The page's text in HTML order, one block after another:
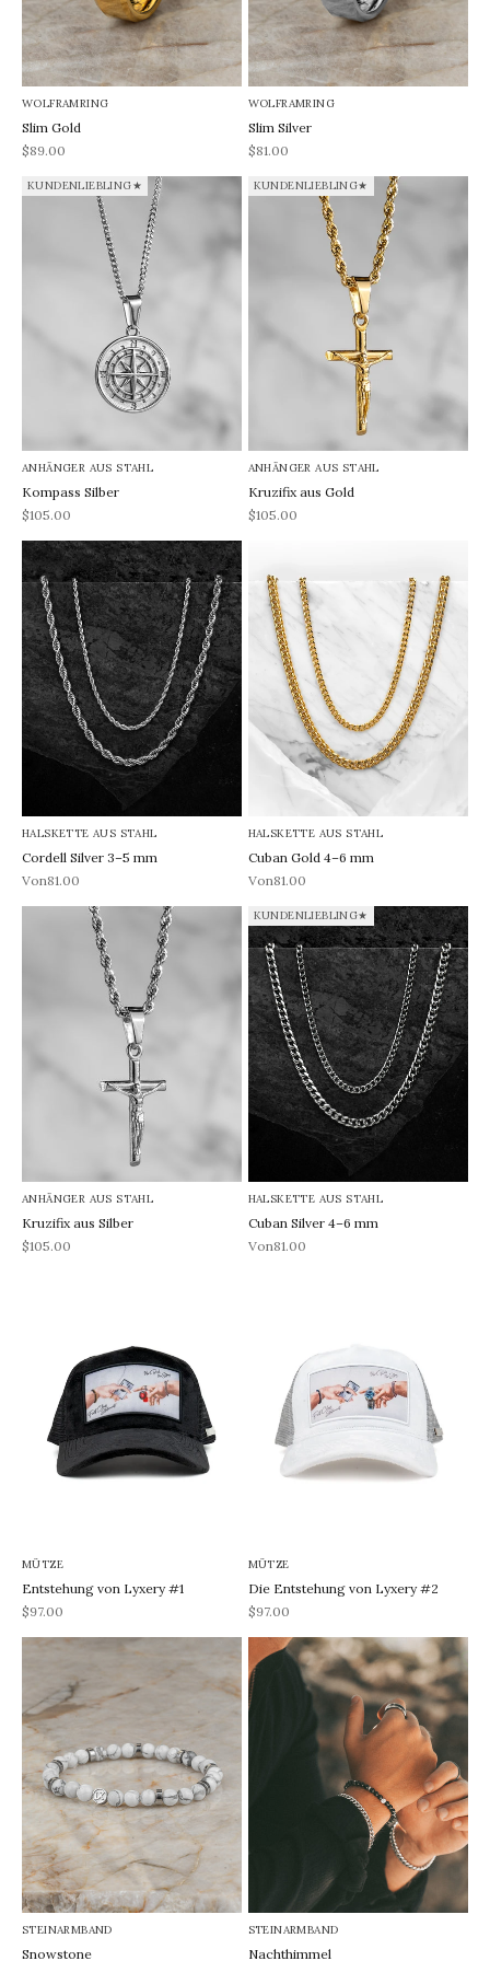
WOLFRAMRING
Slim Gold
REA-pris
$89.00
WOLFRAMRING
Slim Silver
REA-pris
$81.00
KUNDENLIEBLING★
ANHÄNGER AUS STAHL
Kompass Silber
REA-pris
$105.00
KUNDENLIEBLING★
ANHÄNGER AUS STAHL
Kruzifix aus Gold
REA-pris
$105.00
HALSKETTE AUS STAHL
Cordell Silver 3–5 mm
REA-pris
Von81.00
HALSKETTE AUS STAHL
Cuban Gold 4–6 mm
REA-pris
Von81.00
ANHÄNGER AUS STAHL
Kruzifix aus Silber
REA-pris
$105.00
KUNDENLIEBLING★
HALSKETTE AUS STAHL
Cuban Silver 4–6 mm
REA-pris
Von81.00
MÜTZE
Entstehung von Lyxery #1
REA-pris
$97.00
MÜTZE
Die Entstehung von Lyxery #2
REA-pris
$97.00
STEINARMBAND
Snowstone
STEINARMBAND
Nachthimmel